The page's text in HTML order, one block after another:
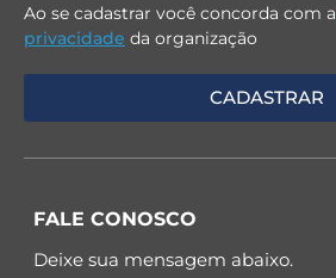
Ao se cadastrar você concorda com a
privacidade da organização
FALE CONOSCO
Deixe sua mensagem abaixo.